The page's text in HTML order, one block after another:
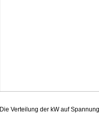
Die Verteilung der kW auf